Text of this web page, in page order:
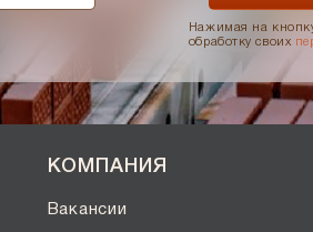
Нажимая на
обработку своих
КОМПАНИЯ
Вакансии